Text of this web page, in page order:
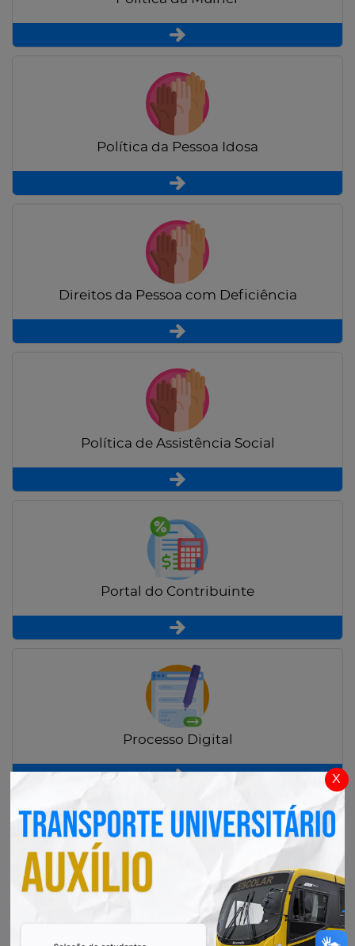
x
Política da Pessoa Idosa
Direitos da Pessoa com Deficiência
Política de Assistência Social
Portal do Contribuinte
Processo Digital
Radar Transparência Pública